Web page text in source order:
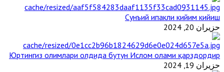
Сунъий ипакли кийим кийиш
حزيران 20, 2024
Юртингиз олимлари олдида бутун Ислом олами қарздордир
حزيران 19, 2024